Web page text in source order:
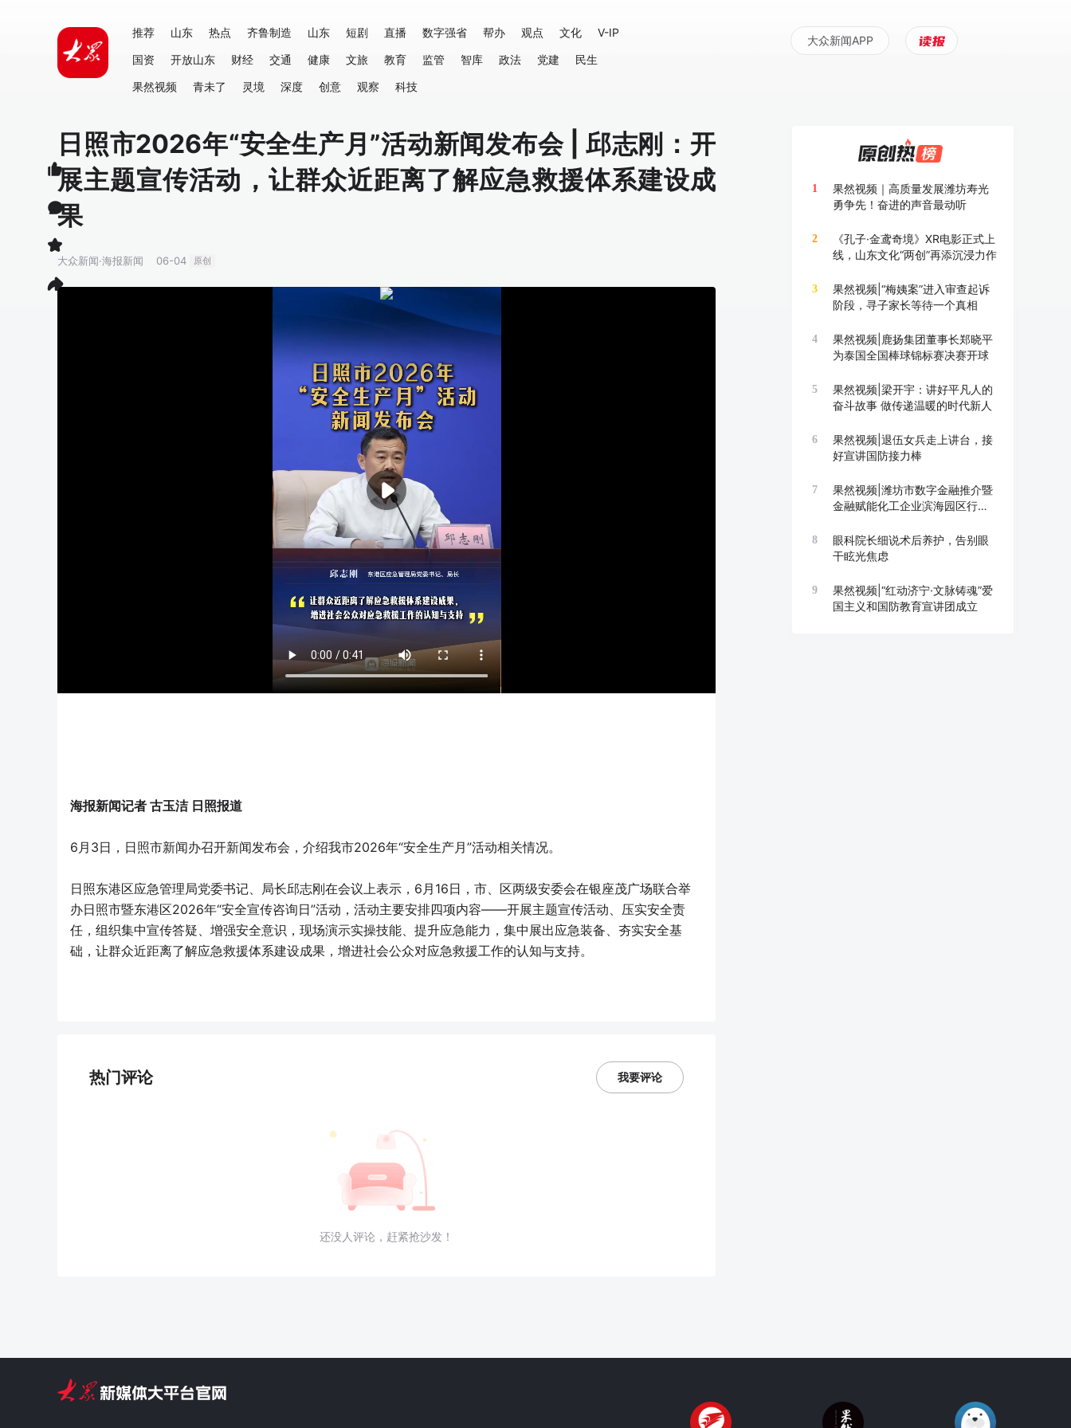
推荐 山东 热点 齐鲁制造 山东 短剧 直播 数字强省 帮办 观点 文化
V-IP
国资
开放山东 财经 交通 健康 文旅 教育 监管 智库 政法 党建
民生
果然视频
青未了 灵境 深度 创意 观察 科技
大众新闻APP
日照市2026年“安全生产月”活动新闻发布会 | 邱志刚：开
展主题宣传活动，让群众近距离了解应急救援体系建设成
果
大众新闻·海报新闻 06-04 原创
海报新闻记者 古玉洁 日照报道
6月3日，日照市新闻办召开新闻发布会，介绍我市2026年“安全生产月”活动相关情况。
日照东港区应急管理局党委书记、局长邱志刚在会议上表示，6月16日，市、区两级安委会在银座茂广场联合举
办日照市暨东港区2026年“安全宣传咨询日”活动，活动主要安排四项内容——开展主题宣传活动、压实安全责
任，组织集中宣传答疑、增强安全意识，现场演示实操技能、提升应急能力，集中展出应急装备、夯实安全基
础，让群众近距离了解应急救援体系建设成果，增进社会公众对应急救援工作的认知与支持。
热门评论 我要评论
还没人评论，赶紧抢沙发！
1
果然视频｜高质量发展潍坊寿光
勇争先！奋进的声音最动听
2
《孔子·金鸢奇境》XR电影正式上
线，山东文化“两创”再添沉浸力作
3
果然视频|“梅姨案”进入审查起诉
阶段，寻子家长等待一个真相
4
果然视频|鹿扬集团董事长郑晓平
为泰国全国棒球锦标赛决赛开球
5
果然视频|梁开宇：讲好平凡人的
奋斗故事 做传递温暖的时代新人
6
果然视频|退伍女兵走上讲台，接
好宣讲国防接力棒
7
果然视频|潍坊市数字金融推介暨
金融赋能化工企业滨海园区行举
8
眼科院长细说术后养护，告别眼
干眩光焦虑
9
果然视频|“红动济宁·文脉铸魂”爱
国主义和国防教育宣讲团成立